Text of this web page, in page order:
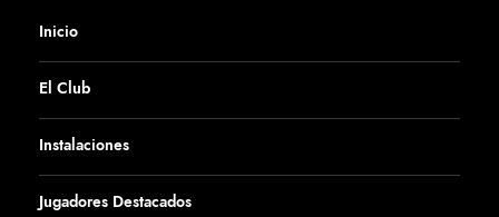
Inicio
El Club
Instalaciones
Jugadores Destacados